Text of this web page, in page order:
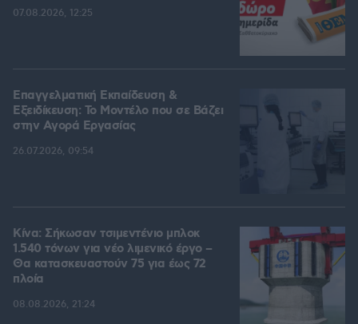
07.08.2026, 12:25
Επαγγελματική Εκπαίδευση &
Εξειδίκευση: Το Mοντέλο που σε Bάζει
στην Aγορά Eργασίας
26.07.2026, 09:54
Κίνα: Σήκωσαν τσιμεντένιο μπλοκ
1.540 τόνων για νέο λιμενικό έργο –
Θα κατασκευαστούν 75 για έως 72
πλοία
08.08.2026, 21:24